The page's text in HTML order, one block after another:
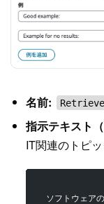
名前:
指示テキスト
IT関連のトピ
ソフトウェア